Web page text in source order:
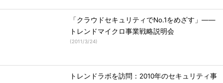
「クラウドセキュリティでNo.1をめざす」――
トレンドマイクロ事業戦略説明会
(2011/3/24)
トレンドラボを訪問：2010年のセキュリティ事